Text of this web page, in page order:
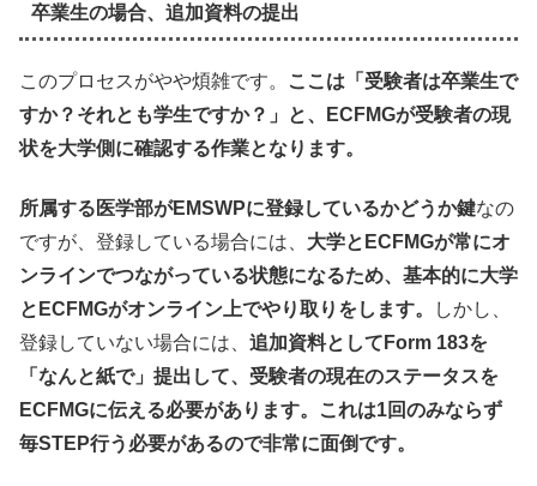
卒業生の場合、追加資料の提出
このプロセスがやや煩雑です。
ここは「受験者は卒業生で
すか？それとも学生ですか？」と、ECFMGが受験者の現
状を大学側に確認する作業となります。
所属する医学部がEMSWPに登録しているかどうか鍵なの
ですが、登録している場合には、 大学とECFMGが常にオ
ンラインでつながっている状態になるため、基本的に大学
とECFMGがオンライン上でやり取りをします。
しかし、
登録していない場合には、 追加資料としてForm 183を
「なんと紙で」提出して、受験者の現在のステータスを
ECFMGに伝える必要があります。これは1回のみならず
毎STEP行う必要があるので非常に面倒です。